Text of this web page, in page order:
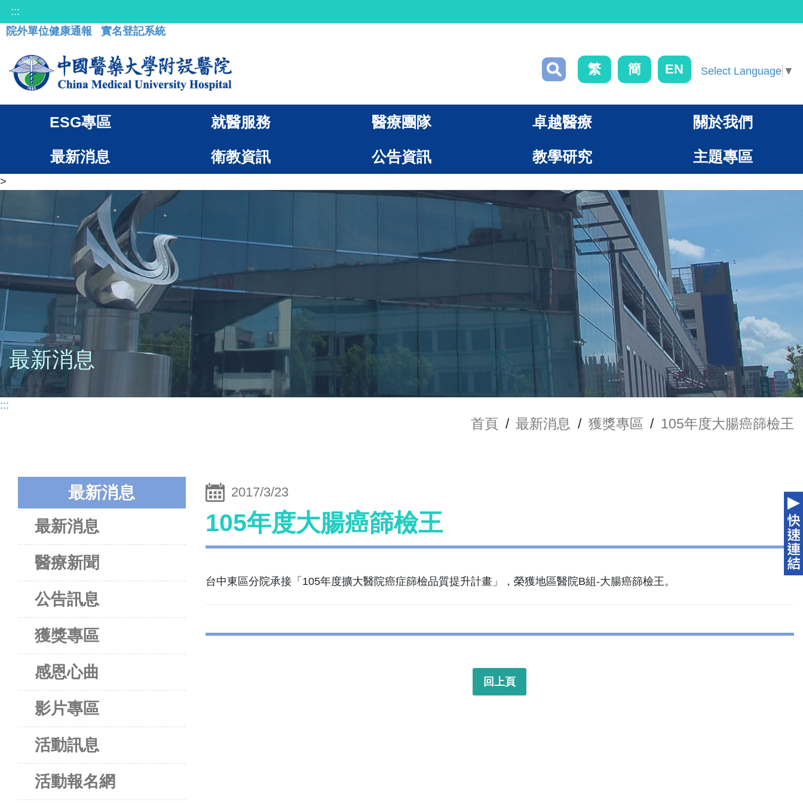
:::
院外單位健康通報
實名登記系統
繁 簡 EN Select Language ▼
ESG專區 就醫服務 醫療團隊 卓越醫療 關於我們
最新消息 衛教資訊 公告資訊 教學研究 主題專區
>
最新消息
:::
首頁 / 最新消息 / 獲獎專區 / 105年度大腸癌篩檢王
最新消息
最新消息
醫療新聞
公告訊息
獲獎專區
感恩心曲
影片專區
活動訊息
活動報名網
2017/3/23
105年度大腸癌篩檢王
台中東區分院承接「105年度擴大醫院癌症篩檢品質提升計畫」，榮獲地區醫院B組-大腸癌篩檢王。
回上頁